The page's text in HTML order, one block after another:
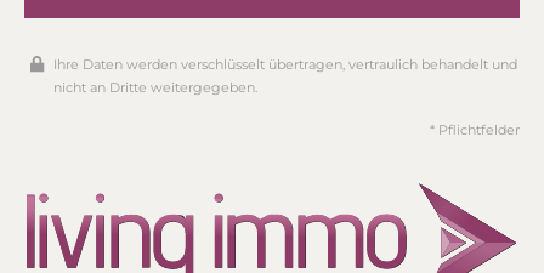
Ihre Daten werden verschlüsselt übertragen, vertraulich behandelt und
nicht an Dritte weitergegeben.
* Pflichtfelder